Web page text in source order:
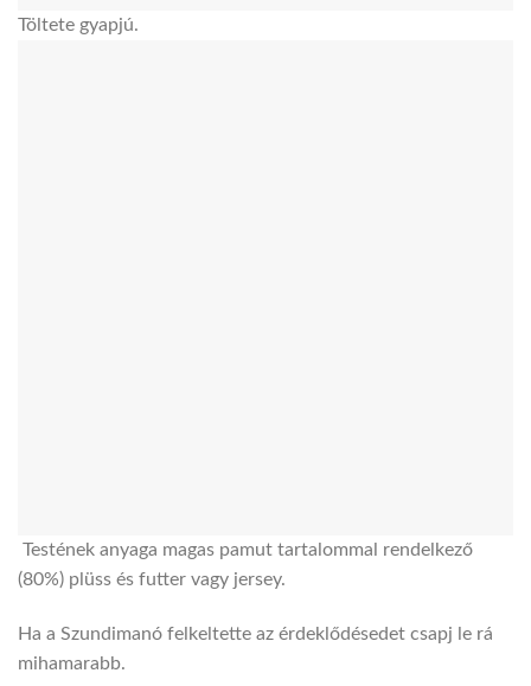
Töltete gyapjú.
Testének anyaga magas pamut tartalommal rendelkező
(80%) plüss és futter vagy jersey.
Ha a Szundimanó felkeltette az érdeklődésedet csapj le rá
mihamarabb.